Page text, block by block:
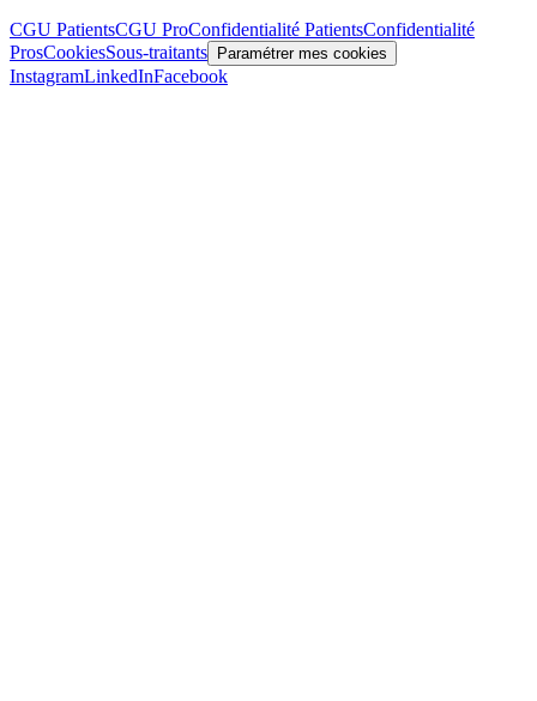
CGU PatientsCGU ProConfidentialité PatientsConfidentialité
ProsCookiesSous-traitants Paramétrer mes cookies
InstagramLinkedInFacebook